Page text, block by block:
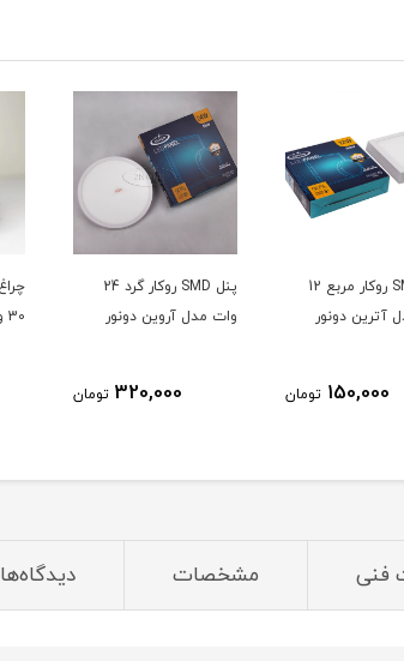
پنل SMD روکار مربع 12
آترین دونور
150,000 تومان
پنل SMD روکار گرد 24
وات مدل آروین دونور
320,000 تومان
30 وات الوند دونور
فنی مشخصات دیدگاه‌ها